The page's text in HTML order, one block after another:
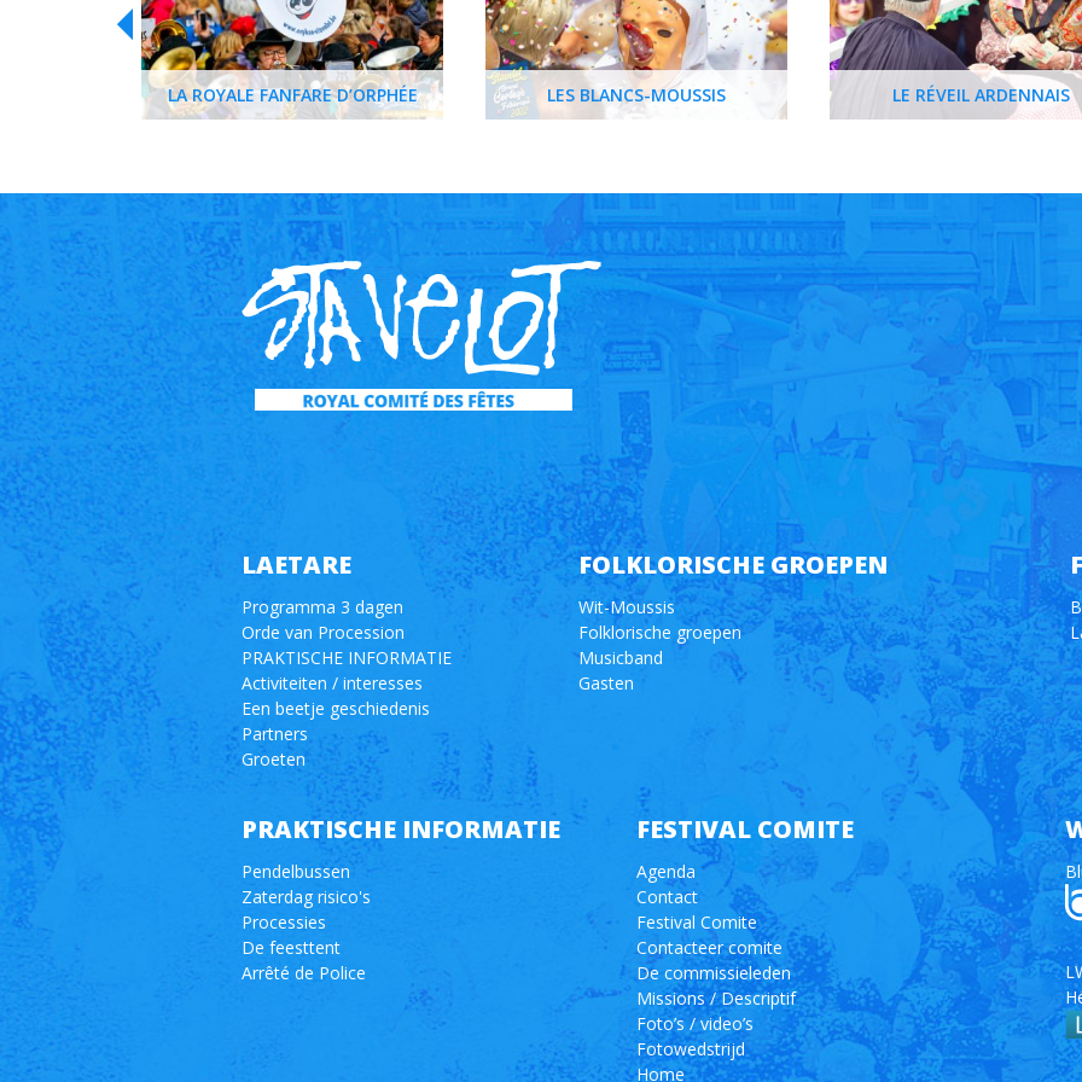
LA ROYALE FANFARE D’ORPHÉE LES BLANCS-MOUSSIS LE RÉVEIL ARDENNAIS
LAETARE
Programma 3 dagen
Orde van Procession
PRAKTISCHE INFORMATIE
Activiteiten / interesses
Een beetje geschiedenis
Partners
Groeten
FOLKLORISCHE GROEPEN
Wit-Moussis
Folklorische groepen
Musicband
Gasten
PRAKTISCHE INFORMATIE
Pendelbussen
Zaterdag risico's
Processies
De feesttent
Arrêté de Police
FESTIVAL COMITE
Agenda
Contact
Festival Comite
Contacteer comite
De commissieleden
Missions / Descriptif
Foto’s / video’s
Fotowedstrijd
Home